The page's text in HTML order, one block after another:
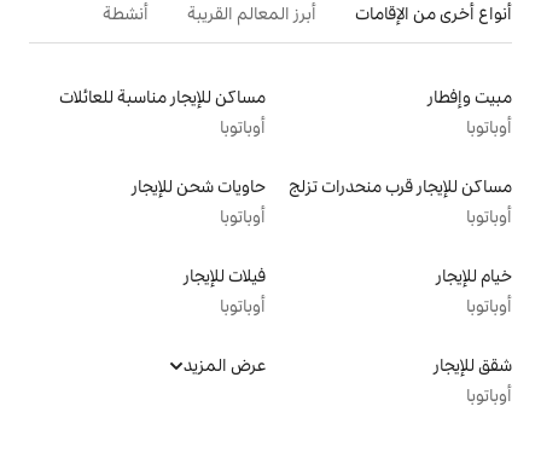
أبرز المعالم القريبة أنشطة
مساكن للإيجار مناسبة للعائلات
أوباتوبا
تزلج
حاويات شحن للإيجار
أوباتوبا
فيلات للإيجار
أوباتوبا
عرض المزيد